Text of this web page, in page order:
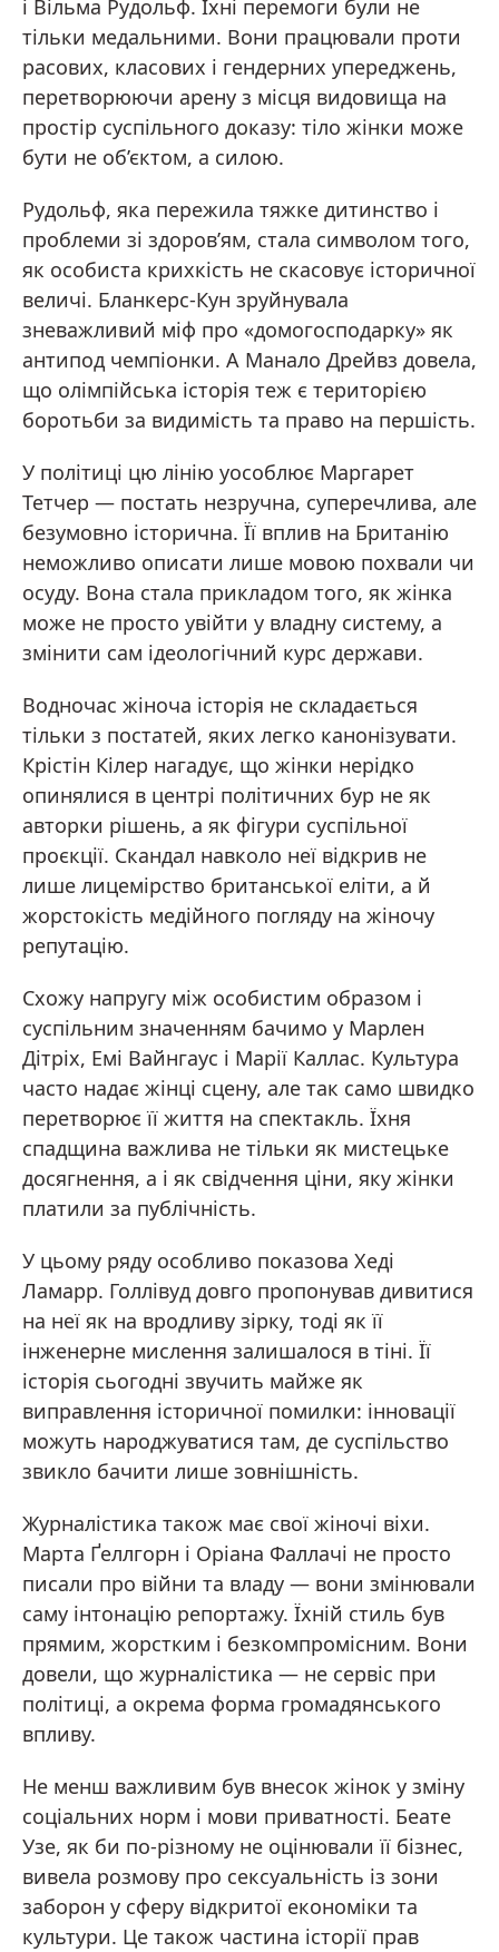
і Вільма Рудольф. Їхні перемоги були не
тільки медальними. Вони працювали проти
расових, класових і гендерних упереджень,
перетворюючи арену з місця видовища на
простір суспільного доказу: тіло жінки може
бути не об’єктом, а силою.
Рудольф, яка пережила тяжке дитинство і
проблеми зі здоров’ям, стала символом того,
як особиста крихкість не скасовує історичної
величі. Бланкерс-Кун зруйнувала
зневажливий міф про «домогосподарку» як
антипод чемпіонки. А Манало Дрейвз довела,
що олімпійська історія теж є територією
боротьби за видимість та право на першість.
У політиці цю лінію уособлює Маргарет
Тетчер — постать незручна, суперечлива, але
безумовно історична. Її вплив на Британію
неможливо описати лише мовою похвали чи
осуду. Вона стала прикладом того, як жінка
може не просто увійти у владну систему, а
змінити сам ідеологічний курс держави.
Водночас жіноча історія не складається
тільки з постатей, яких легко канонізувати.
Крістін Кілер нагадує, що жінки нерідко
опинялися в центрі політичних бур не як
авторки рішень, а як фігури суспільної
проєкції. Скандал навколо неї відкрив не
лише лицемірство британської еліти, а й
жорстокість медійного погляду на жіночу
репутацію.
Схожу напругу між особистим образом і
суспільним значенням бачимо у Марлен
Дітріх, Емі Вайнгаус і Марії Каллас. Культура
часто надає жінці сцену, але так само швидко
перетворює її життя на спектакль. Їхня
спадщина важлива не тільки як мистецьке
досягнення, а і як свідчення ціни, яку жінки
платили за публічність.
У цьому ряду особливо показова Хеді
Ламарр. Голлівуд довго пропонував дивитися
на неї як на вродливу зірку, тоді як її
інженерне мислення залишалося в тіні. Її
історія сьогодні звучить майже як
виправлення історичної помилки: інновації
можуть народжуватися там, де суспільство
звикло бачити лише зовнішність.
Журналістика також має свої жіночі віхи.
Марта Ґеллгорн і Оріана Фаллачі не просто
писали про війни та владу — вони змінювали
саму інтонацію репортажу. Їхній стиль був
прямим, жорстким і безкомпромісним. Вони
довели, що журналістика — не сервіс при
політиці, а окрема форма громадянського
впливу.
Не менш важливим був внесок жінок у зміну
соціальних норм і мови приватності. Беате
Узе, як би по-різному не оцінювали її бізнес,
вивела розмову про сексуальність із зони
заборон у сферу відкритої економіки та
культури. Це також частина історії прав